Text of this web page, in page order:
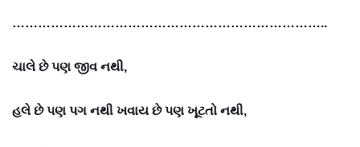
………………………………………………………………..
ચાલે છે પણ જીવ નથી,
હલે છે પણ પગ નથી ખવાય છે પણ ખૂટતો નથી,